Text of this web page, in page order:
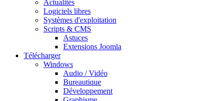
Actualités
Logiciels libres
Systèmes d'exploitation
Scripts & CMS
Astuces
Extensions Joomla
Télécharger
Windows
Audio / Vidéo
Bureautique
Développement